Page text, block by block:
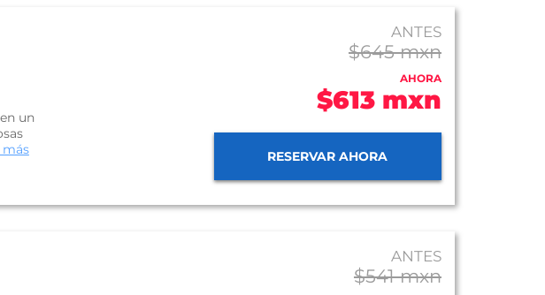
un
más
ANTES
$645 mxn
AHORA
$613 mxn
RESERVAR AHORA
ANTES
$541 mxn